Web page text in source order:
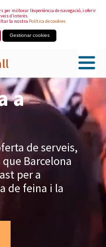
per millorar l’experiència de navegació, i oferir
d’interès.
la nostra Política de cookies
Gestionar cookies
a
de serveis,
Barcelona
per a
de feina i la